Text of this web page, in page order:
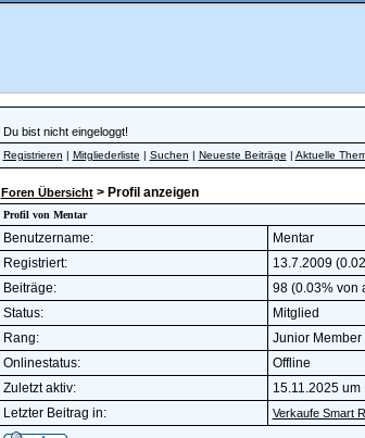
Du bist nicht eingeloggt!
Registrieren | Mitgliederliste | Suchen | Neueste Beiträge | Aktuelle
Foren Übersicht> Profil anzeigen
Profil von Mentar
Benutzername:
Mentar
Registriert:
13.7.2009
Beiträge:
98 (0.03% von
Status:
Mitglied
Rang:
Junior Member
Onlinestatus:
Offline
Zuletzt aktiv:
15.11.2025 um
Letzter Beitrag in:
Verkaufe Smart